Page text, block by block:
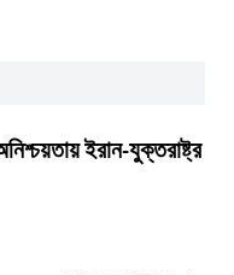
ইরান-যুক্তরাষ্ট্র